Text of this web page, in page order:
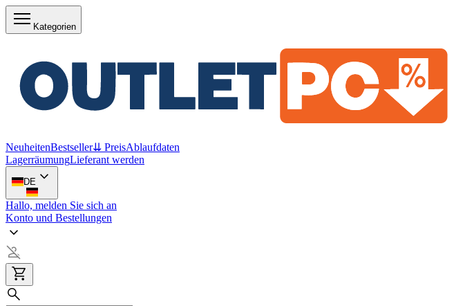
Kategorien
NeuheitenBestseller⇊ PreisAblaufdaten
LagerräumungLieferant werden
DE
Hallo, melden Sie sich an
Konto und Bestellungen